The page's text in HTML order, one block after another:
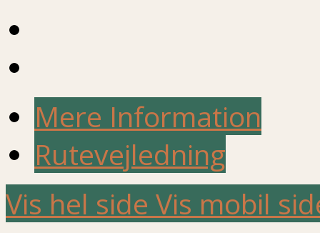
Mere Information
Rutevejledning
Vis hel side Vis mobil